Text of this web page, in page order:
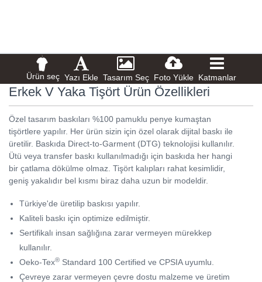
Ürün seç Yazı Ekle Tasarım Seç Foto Yükle Katmanlar
Erkek V Yaka Tişört Ürün Özellikleri
Özel tasarım baskıları %100 pamuklu penye kumaştan
tişörtlere yapılır. Her ürün sizin için özel olarak dijital baskı ile
üretilir. Baskıda Direct-to-Garment (DTG) teknolojisi kullanılır.
Ütü veya transfer baskı kullanılmadığı için baskıda her hangi
bir çatlama dökülme olmaz. Tişört kalıpları rahat kesimlidir,
geniş yakalıdır bel kısmı biraz daha uzun bir modeldir.
Türkiye'de üretilip baskısı yapılır.
Kaliteli baskı için optimize edilmiştir.
Sertifikalı insan sağlığına zarar vermeyen mürekkep
kullanılır.
Oeko-Tex® Standard 100 Certified ve CPSIA uyumlu.
Çevreye zarar vermeyen çevre dostu malzeme ve üretim